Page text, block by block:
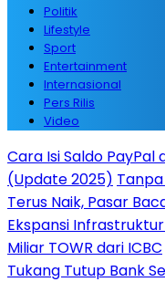
Politik
Lifestyle
Sport
Entertainment
Internasional
Pers Rilis
Video
Cara Isi Saldo PayPal
(Update 2025)
Terus Naik, Pasar
Ekspansi
Miliar TOWR dari ICBC
Tukang Tutup Bank